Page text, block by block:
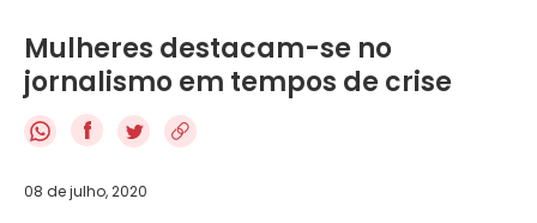
Mulheres destacam-se no
jornalismo em tempos de crise
f
08 de julho, 2020